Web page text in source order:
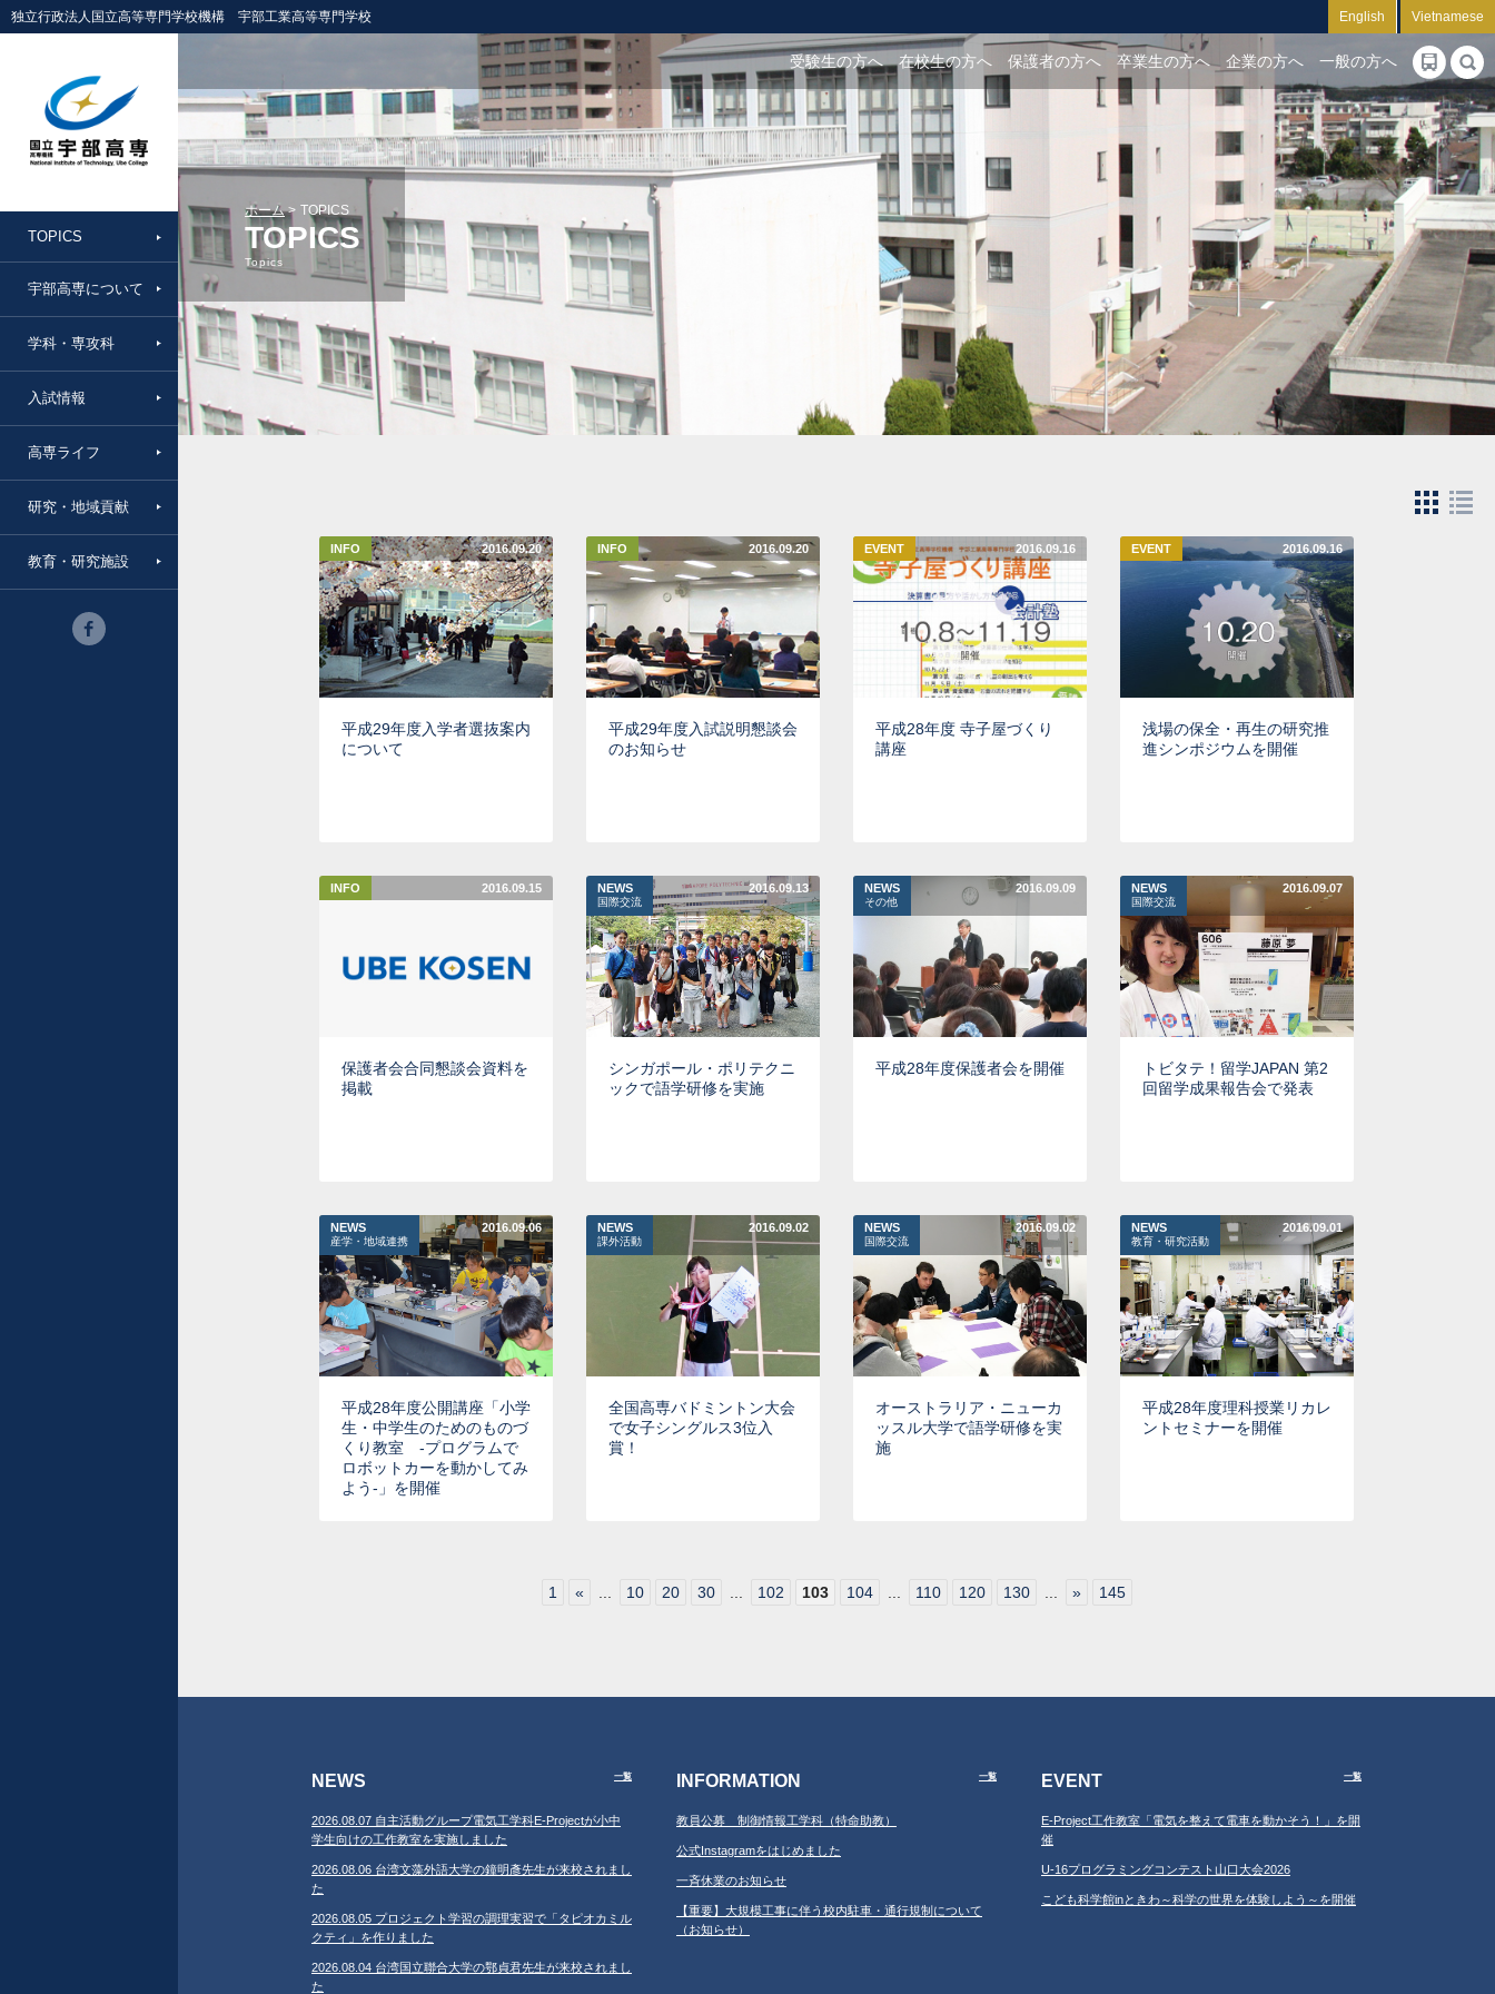
独立行政法人国立高等専門学校機構 宇部工業高等専門学校 English Vietnamese
TOPICS
宇部高専について
学科・専攻科
入試情報
高専ライフ
研究・地域貢献
教育・研究施設
受験生の方へ 在校生の方へ 保護者の方へ 卒業生の方へ 企業の方へ 一般の方へ
ホーム TOPICS
TOPICS
Topics
INFO 2016.09.20
平成29年度入学者選抜案内
について
INFO 2016.09.20
平成29年度入試説明懇談会
のお知らせ
EVENT 2016.09.16
平成28年度 寺子屋づくり
講座
EVENT 2016.09.16
浅場の保全・再生の研究推
進シンポジウムを開催
INFO 2016.09.15
保護者会合同懇談会資料を
掲載
NEWS
国際交流
2016.09.13
シンガポール・ポリテクニ
ックで語学研修を実施
NEWS
その他
2016.09.09
平成28年度保護者会を開催
NEWS
国際交流
2016.09.07
トビタテ！留学JAPAN 第2
回留学成果報告会で発表
NEWS
産学・地域連携
2016.09.06
平成28年度公開講座「小学
生・中学生のためのものづ
くり教室 -プログラムで
ロボットカーを動かしてみ
よう-」を開催
NEWS
課外活動
2016.09.02
全国高専バドミントン大会
で女子シングルス3位入
賞！
NEWS
国際交流
2016.09.02
オーストラリア・ニューカ
ッスル大学で語学研修を実
施
NEWS
教育・研究活動
2016.09.01
平成28年度理科授業リカレ
ントセミナーを開催
1 « 10 20 30 102 103 104 110 120 130 » 145
NEWS 一覧
2026.08.07 自主活動グループ電気工学科E-Projectが小中
学生向けの工作教室を実施しました
2026.08.06 台湾文藻外語大学の鐘明彥先生が来校されまし
た
2026.08.05 プロジェクト学習の調理実習で「タピオカミル
クティ」を作りました
2026.08.04 台湾国立聯合大学の鄂貞君先生が来校されまし
た
INFORMATION 一覧
教員公募 制御情報工学科（特命助教）
公式Instagramをはじめました
一斉休業のお知らせ
【重要】大規模工事に伴う校内駐車・通行規制について
（お知らせ）
EVENT 一覧
E-Project工作教室「電気を整えて電車を動かそう！」を開
催
U-16プログラミングコンテスト山口大会2026
こども科学館inときわ～科学の世界を体験しよう～を開催